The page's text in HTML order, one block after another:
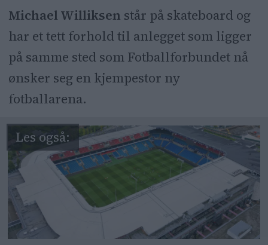
arenaen kan løfte området.
Michael Williksen står på skateboard og
har et tett forhold til anlegget som ligger
på samme sted som Fotballforbundet nå
ønsker seg en kjempestor ny
fotballarena.